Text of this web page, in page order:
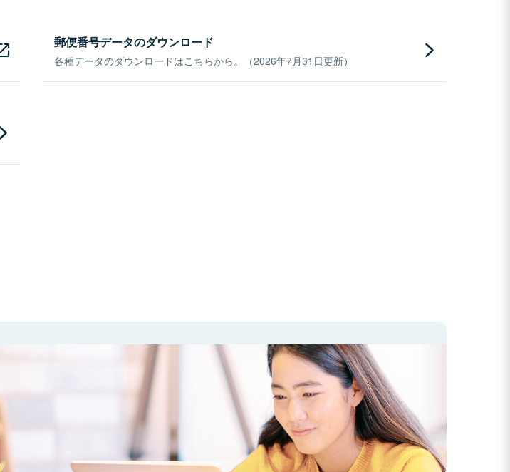
郵便番号データのダウンロード
各種データのダウンロードはこちらから。（2026年7月31日更新）